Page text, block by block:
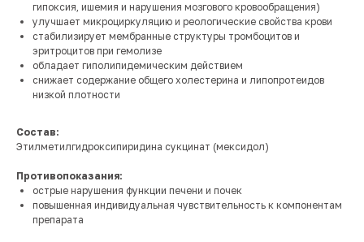
гипоксия, ишемия и нарушения мозгового кровообращения)
улучшает микроциркуляцию и реологические свойства крови
стабилизирует мембранные структуры тромбоцитов и
эритроцитов при гемолизе
обладает гиполипидемическим действием
снижает содержание общего холестерина и липопротеидов
низкой плотности
Состав:
Этилметилгидроксипиридина сукцинат (мексидол)
Противопоказания:
острые нарушения функции печени и почек
повышенная индивидуальная чувствительность к компонентам
препарата